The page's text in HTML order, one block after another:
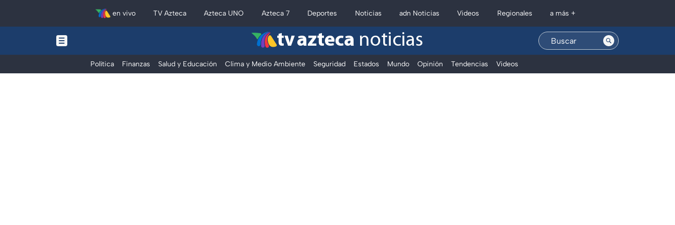
en vivo TV Azteca Azteca UNO Azteca 7 Deportes Noticias adn Noticias Videos Regionales a más +
tv azteca noticias
Política Finanzas Salud y Educación Clima y Medio Ambiente Seguridad Estados Mundo Opinión Tendencias Videos